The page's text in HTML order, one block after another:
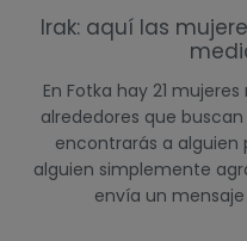
Irak: aquí las
En Fotka hay 21
alrededores que
encontrarás a alguien
alguien simplemente
envía un